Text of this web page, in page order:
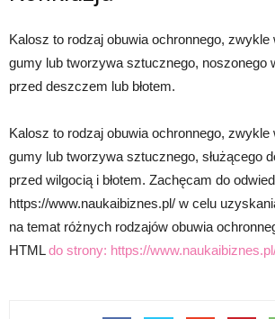
Kalosz to rodzaj obuwia ochronnego, zwykle
gumy lub tworzywa sztucznego, noszonego
przed deszczem lub błotem.
Kalosz to rodzaj obuwia ochronnego, zwykle
gumy lub tworzywa sztucznego, służącego
przed wilgocią i błotem. Zachęcam do
https://www.naukaibiznes.pl/ w celu
na temat różnych rodzajów obuwia
HTMLdo strony: https://